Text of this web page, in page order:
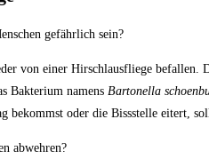
gefährlich sein?
von einer Hirschlausfliege befallen.
Bakterium namens Bartonella
bekommst oder die Bissstelle eitert,
abwehren?